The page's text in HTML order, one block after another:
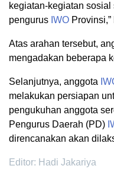
kegiatan-kegiatan
pengurus IWO
Atas arahan tersebut,
mengadakan beberapa
Selanjutnya, anggota
melakukan persiapan
pengukuhan anggota
Pengurus Daerah (PD)
direncanakan akan
Editor: Hadi Jakariya